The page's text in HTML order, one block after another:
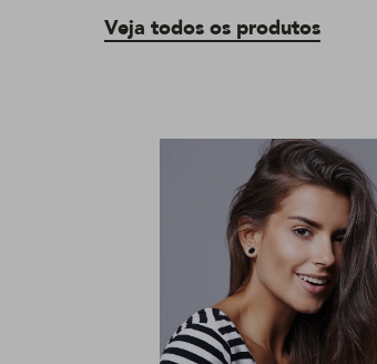
Veja todos os produtos